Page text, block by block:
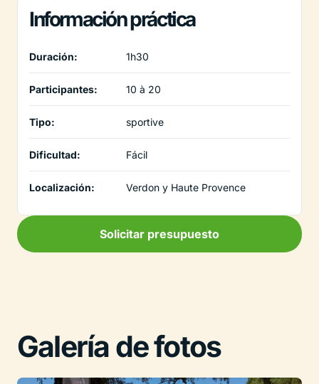
Información práctica
Duración: 1h30
Participantes: 10 à 20
Tipo: sportive
Dificultad: Fácil
Localización: Verdon y Haute Provence
Solicitar presupuesto
Galería de fotos